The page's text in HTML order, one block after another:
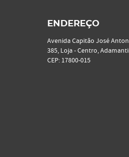
ENDEREÇO
Avenida Capitão José
385, Loja-Centro,
CEP: 17800-015